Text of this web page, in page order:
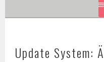
Update System: